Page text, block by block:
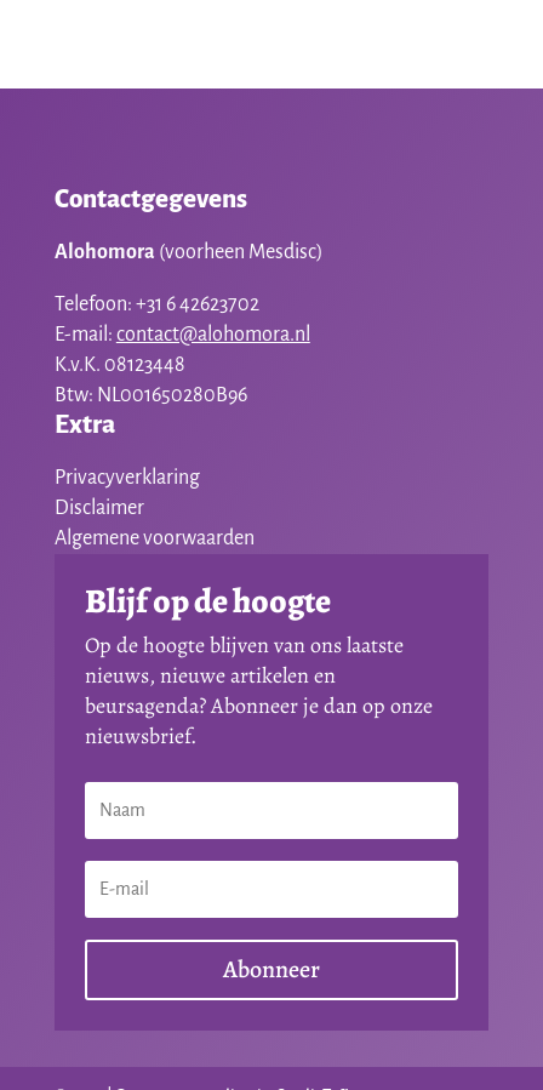
Contactgegevens
Alohomora (voorheen Mesdisc)
Telefoon: +31 6 42623702
E-mail: contact@alohomora.nl
K.v.K. 08123448
Btw: NL001650280B96
Extra
Privacyverklaring
Disclaimer
Algemene voorwaarden
Blijf op de hoogte
Op de hoogte blijven van ons laatste
nieuws, nieuwe artikelen en
beursagenda? Abonneer je dan op onze
nieuwsbrief.
Abonneer